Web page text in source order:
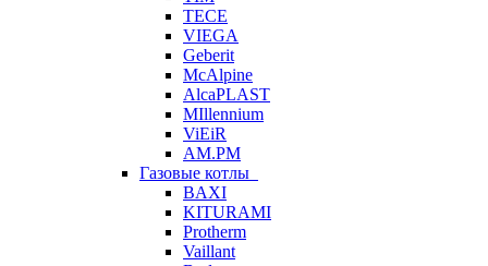
TECE
VIEGA
Geberit
McAlpine
AlcaPLAST
MIllennium
ViEiR
AM.PM
Газовые котлы
BAXI
KITURAMI
Protherm
Vaillant